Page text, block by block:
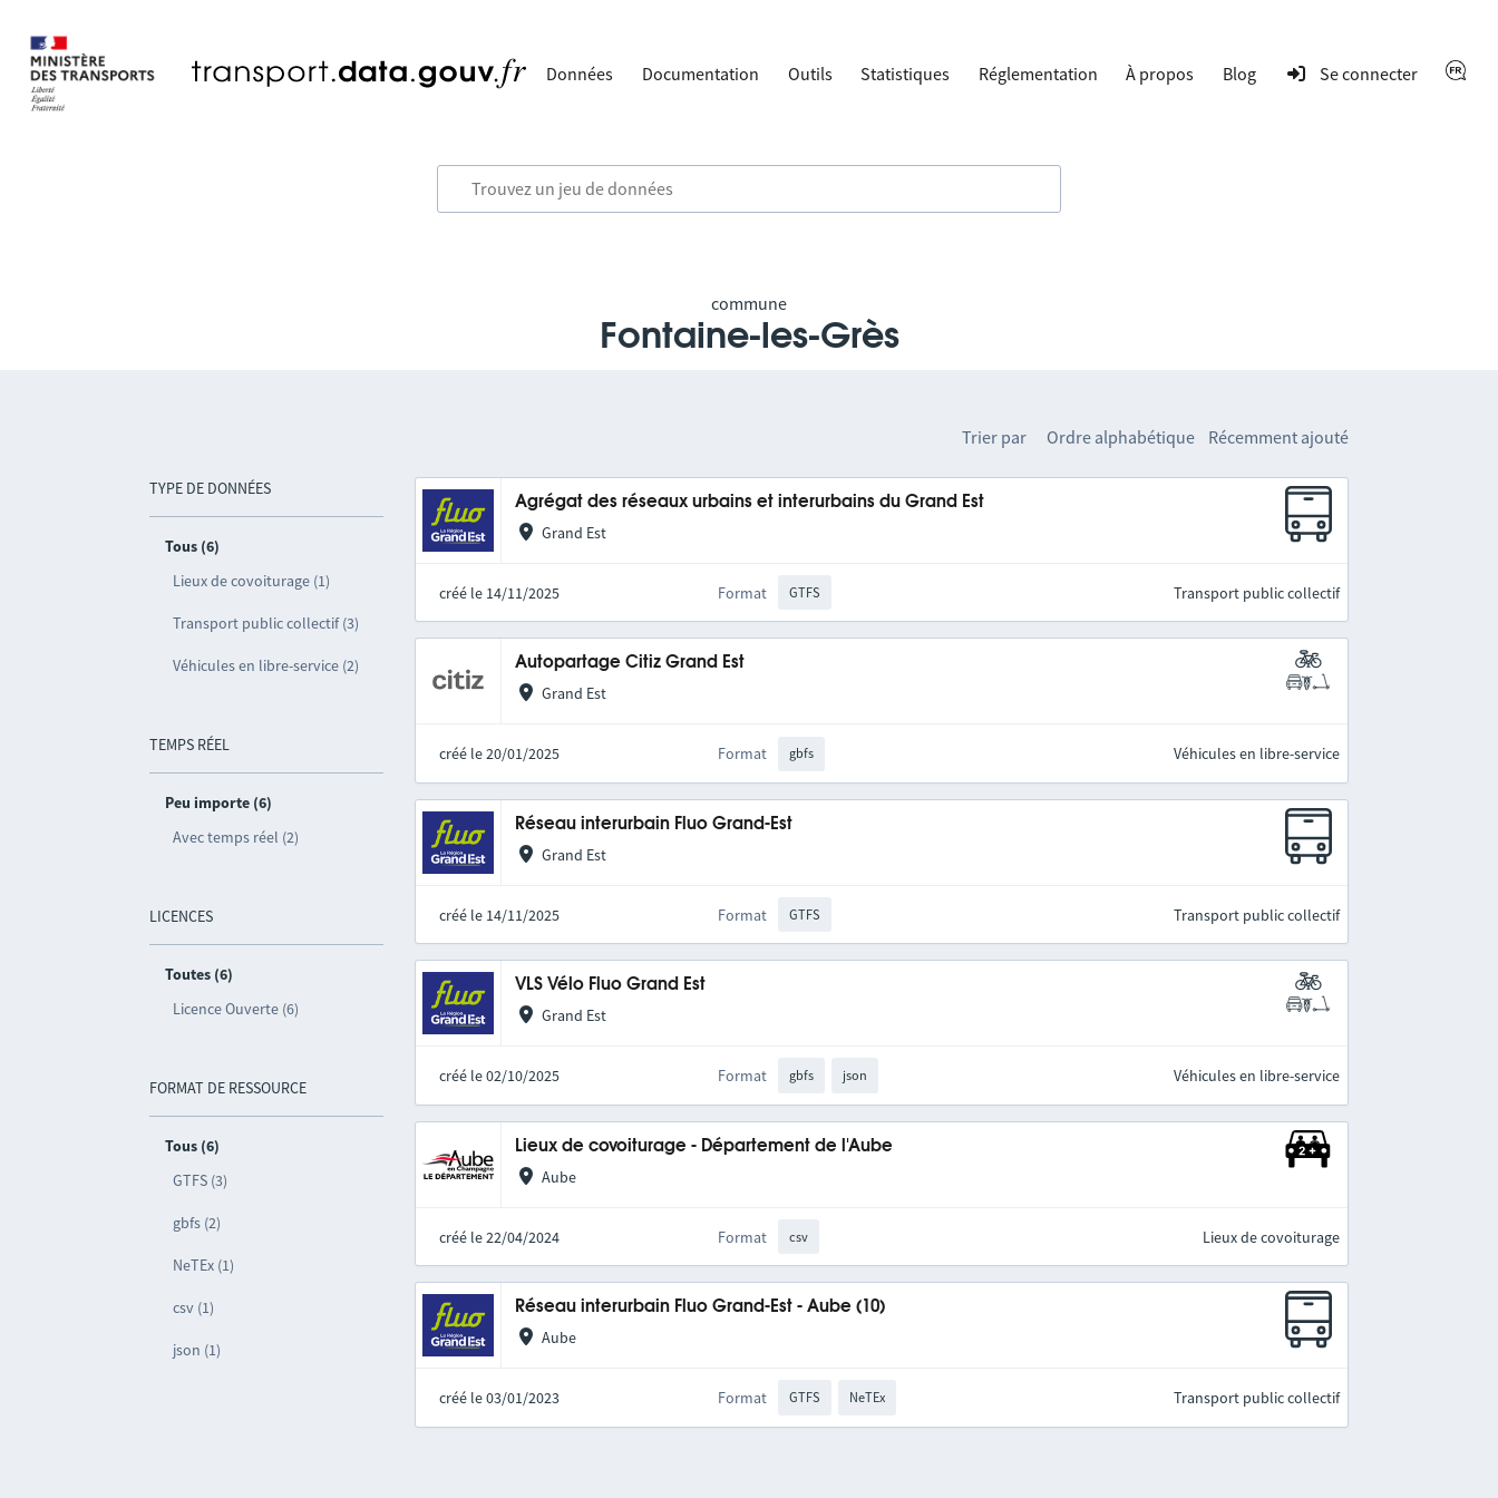
Données Documentation Outils Statistiques Réglementation À propos Blog Se connecter
commune
Fontaine-les-Grès
TYPE DE DONNÉES
Tous (6)
Lieux de covoiturage (1)
Transport public collectif (3)
Véhicules en libre-service (2)
TEMPS RÉEL
Peu importe (6)
Avec temps réel (2)
LICENCES
Toutes (6)
Licence Ouverte (6)
FORMAT DE RESSOURCE
Tous (6)
GTFS (3)
gbfs (2)
NeTEx (1)
csv (1)
json (1)
Trier par Ordre alphabétique Récemment ajouté
Agrégat des réseaux urbains et interurbains du Grand Est
Grand Est
créé le 14/11/2025 Format GTFS Transport public collectif
Autopartage Citiz Grand Est
Grand Est
créé le 20/01/2025 Format gbfs Véhicules en libre-service
Réseau interurbain Fluo Grand-Est
Grand Est
créé le 14/11/2025 Format GTFS Transport public collectif
VLS Vélo Fluo Grand Est
Grand Est
créé le 02/10/2025 Format gbfs json Véhicules en libre-service
Lieux de covoiturage - Département de l'Aube
Aube
créé le 22/04/2024 Format csv Lieux de covoiturage
Réseau interurbain Fluo Grand-Est - Aube (10)
Aube
créé le 03/01/2023 Format GTFS NeTEx Transport public collectif